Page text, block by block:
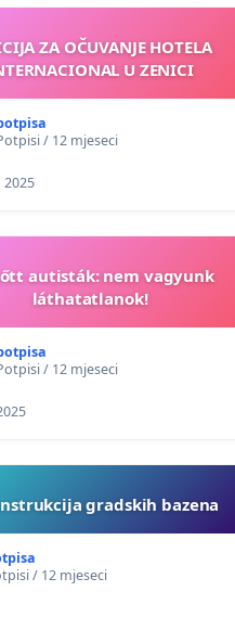
ZA OČUVANJE HOTELA
U ZENICI
/ 12 mjeseci
2025
autisták: nem vagyunk
láthatatlanok!
/ 12 mjeseci
gradskih bazena
/ 12 mjeseci